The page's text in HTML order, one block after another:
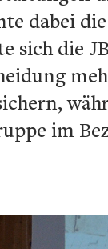
dabei
sich die
im